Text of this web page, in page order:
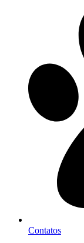
Contatos